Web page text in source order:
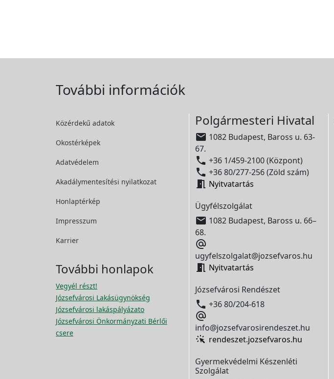
További információk
Közérdekű adatok
Okostérképek
Adatvédelem
Akadálymentesítési nyilatkozat
Honlaptérkép
Impresszum
Karrier
További honlapok
Vegyél részt!
Józsefvárosi Lakásügynökség
Józsefvárosi lakáspályázato
Józsefvárosi Önkormányzati Bérlői
csere
Polgármesteri Hivatal
 1082 Budapest, Baross u. 63-
67.
 +36 1/459-2100 (Központ)
 +36 80/277-256 (Zöld szám)
 Nyitvatartás
Ügyfélszolgálat
 1082 Budapest, Baross u. 66–
68.

ugyfelszolgalat@jozsefvaros.hu
 Nyitvatartás
Józsefvárosi Rendészet
 +36 80/204-618

info@jozsefvarosirendeszet.hu
rendeszet.jozsefvaros.hu
Gyermekvédelmi Készenléti
Szolgálat